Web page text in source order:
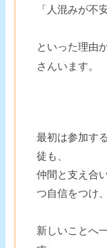
「人混みが不安
といった理由
さんいます。
最初は参加す
徒も、
仲間と支え合
つ自信をつけ、
新しいことへ